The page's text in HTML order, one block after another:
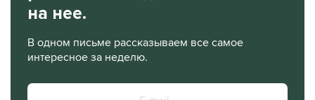
на нее.
В одном письме рассказываем все самое
интересное за неделю.